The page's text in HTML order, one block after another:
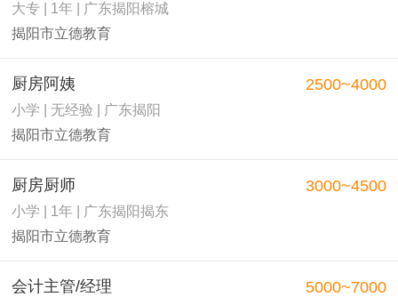
大专 | 1年 | 广东揭阳榕城
揭阳市立德教育
厨房阿姨
小学 | 无经验 | 广东揭阳
揭阳市立德教育
2500~4000
厨房厨师
小学 | 1年 | 广东揭阳揭东
揭阳市立德教育
3000~4500
会计主管/经理 5000~7000